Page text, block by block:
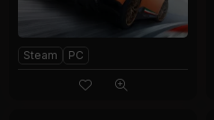
Steam PC